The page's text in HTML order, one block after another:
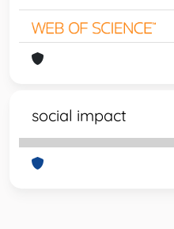
social impact